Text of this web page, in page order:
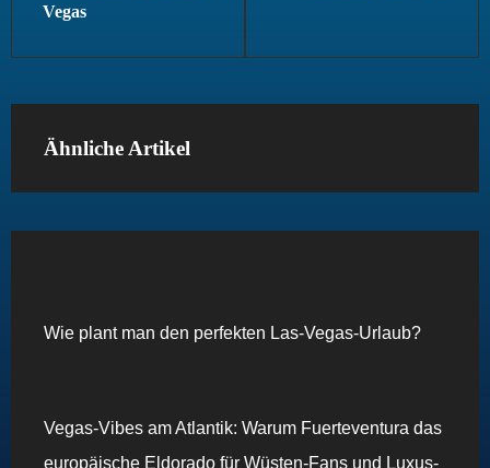
Vegas
Ähnliche Artikel
Wie plant man den perfekten Las-Vegas-Urlaub?
Vegas-Vibes am Atlantik: Warum Fuerteventura das
europäische Eldorado für Wüsten-Fans und Luxus-